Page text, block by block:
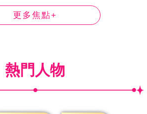
更多焦點+
熱門人物